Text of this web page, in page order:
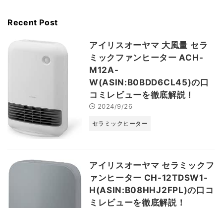
Recent Post
アイリスオーヤマ 大風量 セラ
ミックファンヒーター ACH-
M12A-
W(ASIN:B0BDD6CL45)の口
コミレビューを徹底解説！
2024/9/26
セラミックヒーター
アイリスオーヤマ セラミックフ
ァンヒーター CH-12TDSW1-
H(ASIN:B08HHJ2FPL)の口コ
ミレビューを徹底解説！